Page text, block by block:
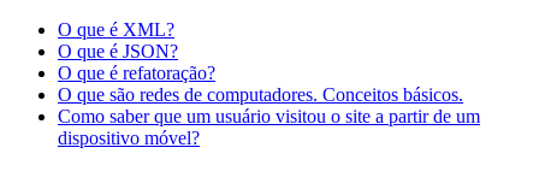
O que é XML?
O que é JSON?
O que é refatoração?
O que são redes de computadores. Conceitos básicos.
Como saber que um usuário visitou o site a partir de um
dispositivo móvel?